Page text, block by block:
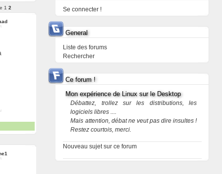
1 2 Se connecter !
General
Liste des forums
Rechercher
Ce forum !
Mon expérience de Linux sur le Desktop
Débattez, trollez sur les distributions, les
logiciels libres ....
Mais attention, débat ne veut pas dire insultes !
Restez courtois, merci.
Nouveau sujet sur ce forum